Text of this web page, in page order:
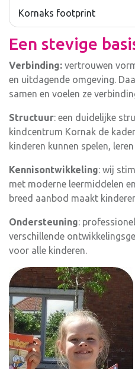
Kornaks footprint
Een stevige
Verbinding: vertrouwen
en uitdagende omgeving.
samen en voelen ze
Structuur: een duidelijke
kindcentrum Kornak de
kinderen kunnen spelen,
Kennisontwikkeling: wij
met moderne leermiddelen
breed aanbod maakt
Ondersteuning:
verschillende
voor alle kinderen.